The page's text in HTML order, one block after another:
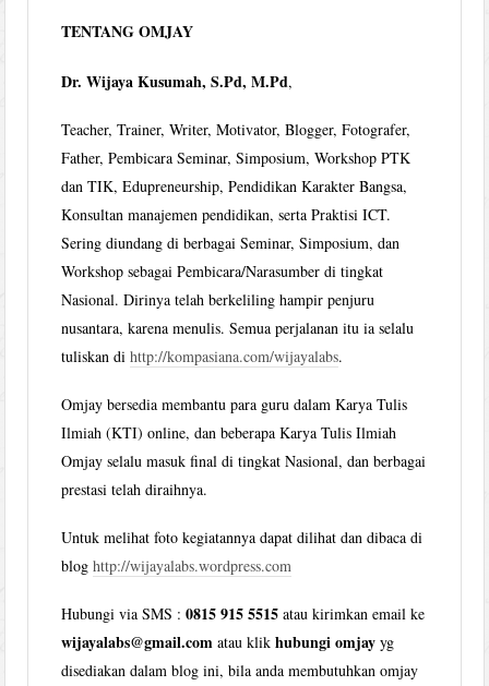
TENTANG OMJAY
Dr. Wijaya Kusumah, S.Pd, M.Pd,
Teacher, Trainer, Writer, Motivator, Blogger, Fotografer,
Father, Pembicara Seminar, Simposium, Workshop PTK
dan TIK, Edupreneurship, Pendidikan Karakter Bangsa,
Konsultan manajemen pendidikan, serta Praktisi ICT.
Sering diundang di berbagai Seminar, Simposium, dan
Workshop sebagai Pembicara/Narasumber di tingkat
Nasional. Dirinya telah berkeliling hampir penjuru
nusantara, karena menulis. Semua perjalanan itu ia selalu
tuliskan dihttp://kompasiana.com/wijayalabs.
Omjay bersedia membantu para guru dalam Karya Tulis
Ilmiah (KTI) online, dan beberapa Karya Tulis Ilmiah
Omjay selalu masuk final di tingkat Nasional, dan berbagai
prestasi telah diraihnya.
Untuk melihat foto kegiatannya dapat dilihat dan dibaca di
bloghttp://wijayalabs.wordpress.com
Hubungi via SMS :0815 915 5515 atau kirimkan email ke
wijayalabs@gmail.com atau klikhubungi omjay yg
disediakan dalam blog ini, bila anda membutuhkan omjay